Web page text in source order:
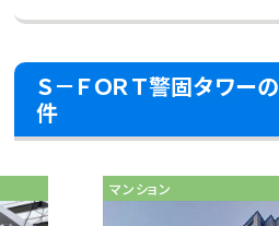
Ｓ－ＦＯＲＴ警固タワー
件
マンション